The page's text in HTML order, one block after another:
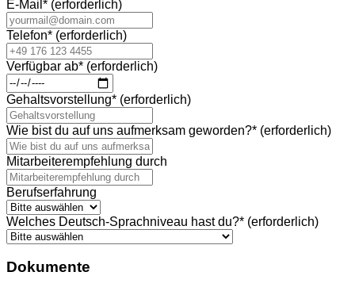
E-Mail * (erforderlich)
Telefon* (erforderlich)
Verfügbar ab* (erforderlich)
Gehaltsvorstellung* (erforderlich)
Wie bist du auf uns aufmerksam geworden?* (erforderlich)
Mitarbeiterempfehlung durch
Berufserfahrung
Welches Deutsch-Sprachniveau hast du?* (erforderlich)
Dokumente